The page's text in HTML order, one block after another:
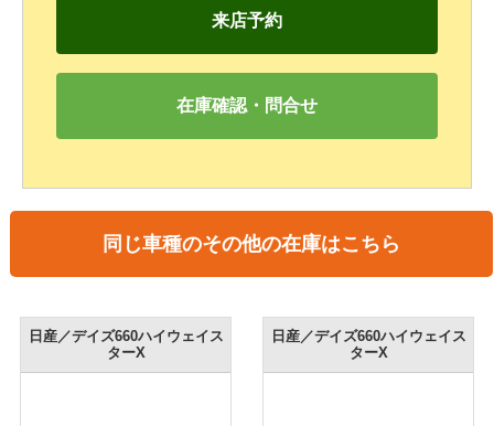
来店予約
在庫確認・問合せ
同じ車種のその他の在庫はこちら
日産／デイズ660ハイウェイス
ターX
日産／デイズ660ハイウェイス
ターX